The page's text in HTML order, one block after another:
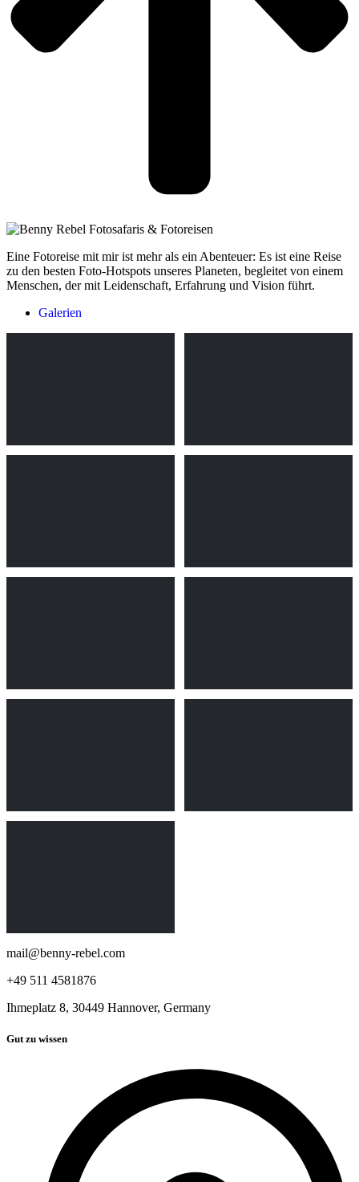
Eine Fotoreise mit mir ist mehr als ein Abenteuer: Es ist eine Reise
zu den besten Foto-Hotspots unseres Planeten, begleitet von einem
Menschen, der mit Leidenschaft, Erfahrung und Vision führt.
Galerien
mail@benny-rebel.com
+49 511 4581876
Ihmeplatz 8, 30449 Hannover, Germany
Gut zu wissen